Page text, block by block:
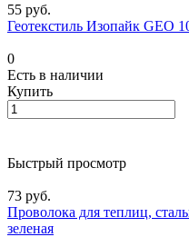
55 руб.
Геотекстиль Изопайк GEO
0
Есть в наличии
Купить
Быстрый просмотр
73 руб.
Проволока для теплиц,
зеленая